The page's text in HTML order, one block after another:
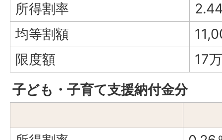
所得割率
均等割額
限度額
17
子ども・子育て支援納付金分